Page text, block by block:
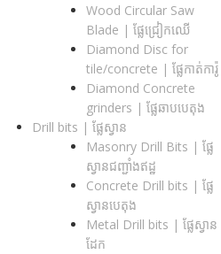
Wood Circular Saw
Blade | ផ្លែជ្រៀកឈើ
Diamond Disc for
tile/concrete​ | ផ្លែកាត់ការ៉ូ
Diamond Concrete
grinders | ផ្លែឆាបបេតុង
Drill bits |​ ផ្លែស្វាន
Masonry Drill Bits |​ ផ្លែ
ស្វានជញ្ជាំងឥដ្ឋ
Concrete Drill bits |​ ផ្លែ
ស្វានបេតុង
Metal Drill bits |​ ផ្លែស្វាន
ដែក